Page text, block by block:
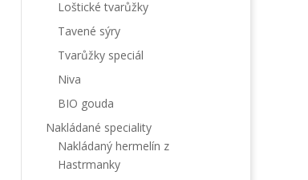
Loštické tvarůžky
Tavené sýry
Tvarůžky speciál
Niva
BIO gouda
Nakládané speciality
Nakládaný hermelín z
Hastrmanky